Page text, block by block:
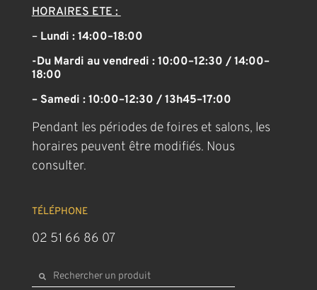
HORAIRES ETE :
–Lundi : 14:00–18:00
-Du Mardi au vendredi : 10:00–12:30 / 14:00–
18:00
– Samedi : 10:00–12:30 / 13h45–17:00
Pendant les périodes de foires et salons, les
horaires peuvent être modifiés. Nous
consulter.
TÉLÉPHONE
02 51 66 86 07